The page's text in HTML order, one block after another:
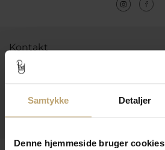
Samtykke Detaljer
Denne hjemmeside bruger cookies
Kontakt
Åbningstider I Butikken
Praktiske Sider